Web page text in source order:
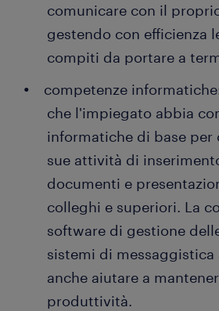
comunicare con il
gestendo con efficienza
compiti da portare a
competenze
che l'impiegato abbia
informatiche di base per
sue attività di
documenti e
colleghi e superiori. La
software di gestione
sistemi di messaggistica
anche aiutare a
produttività.